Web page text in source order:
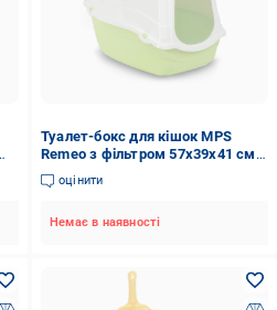
Туалет-бокс для кішок MPS
Remeo з фільтром 57х39х41 см
Зелений (100091)
оцінити
Немає в наявності